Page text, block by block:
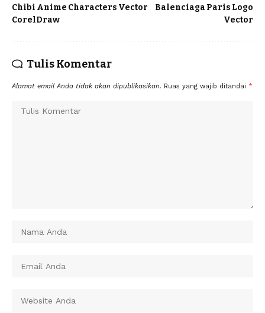
Chibi Anime Characters Vector
CorelDraw
Balenciaga Paris Logo
Vector
Tulis Komentar
Alamat email Anda tidak akan dipublikasikan. Ruas yang wajib ditandai *